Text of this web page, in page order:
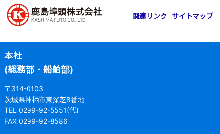
関連リンク サイトマップ
本社
(総務部・船舶部)
〒314-0103
茨城県神栖市東深芝8番地
TEL 0299-92-5551(代)
FAX 0299-92-8586